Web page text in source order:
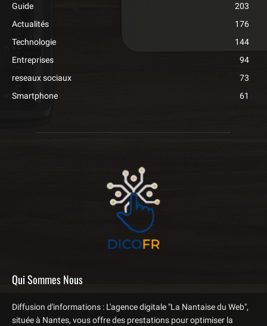
Guide
203
Actualités
176
Technologie
144
Entreprises
94
reseaux sociaux
73
Smartphone
61
Qui Sommes Nous
Diffusion d'informations : L'agence digitale "La Nantaise du Web",
située à Nantes, vous offre des prestations pour optimiser la